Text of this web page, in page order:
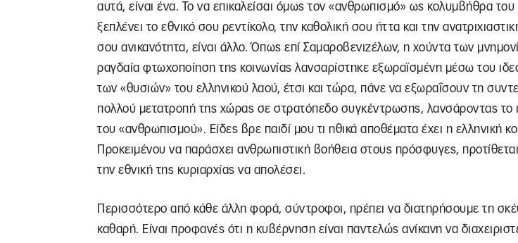
αυτά, είναι ένα. Το να επικαλείσαι όμως τον «ανθρωπισμό» ως κολυμβήθρα
ξεπλένει το εθνικό σου ρεντίκολο, την καθολική σου ήττα και την
σου ανικανότητα, είναι άλλο. Όπως επί Σαμαροβενιζέλων, η χούντα των
ραγδαία φτωχοποίηση της κοινωνίας λανσαρίστηκε εξωραϊσμένη μέσω του
των «θυσιών» του ελληνικού λαού, έτσι και τώρα, πάνε να εξωραΐσουν τη
πολλού μετατροπή της χώρας σε στρατόπεδο συγκέντρωσης, λανσάροντας το
του «ανθρωπισμού». Είδες βρε παιδί μου τι ηθικά αποθέματα έχει η ελληνική
Προκειμένου να παράσχει ανθρωπιστική βοήθεια στους πρόσφυγες,
την εθνική της κυριαρχίας να απολέσει.
Περισσότερο από κάθε άλλη φορά, σύντροφοι, πρέπει να διατηρήσουμε τη
καθαρή. Είναι προφανές ότι η κυβέρνηση είναι παντελώς ανίκανη να